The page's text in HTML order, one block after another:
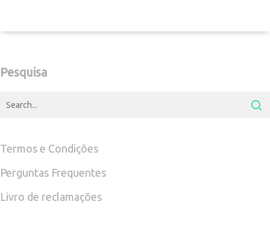
Pesquisa
Termos e Condições
Perguntas Frequentes
Livro de reclamações